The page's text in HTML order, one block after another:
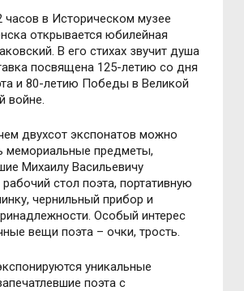
часов в Историческом музее
открывается юбилейная
В его стихах звучит душа
посвящена 125-летию со дня
и 80-летию Победы в Великой
войне.
двухсот экспонатов можно
мемориальные предметы,
Михаилу Васильевичу
стол поэта, портативную
чернильный прибор и
Особый интерес
вещи поэта – очки, трость.
уникальные
поэта с